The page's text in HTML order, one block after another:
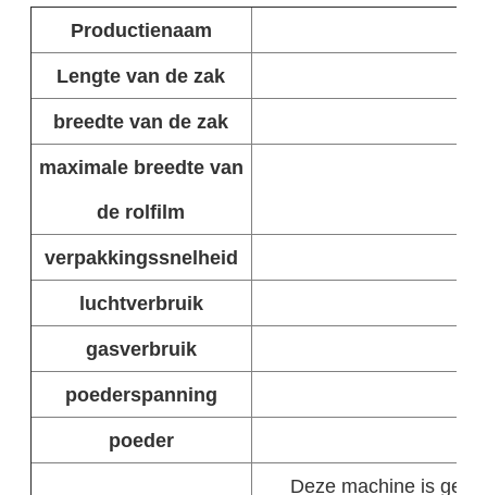
Productienaam
Lengte van de zak
breedte van de zak
maximale breedte van
de rolfilm
verpakkingssnelheid
luchtverbruik
gasverbruik
poederspanning
poeder
Deze machine is